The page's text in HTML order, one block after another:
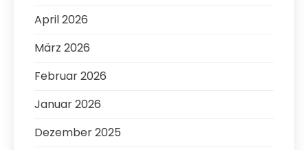
April 2026
März 2026
Februar 2026
Januar 2026
Dezember 2025